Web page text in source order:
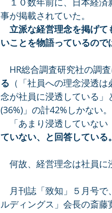
事が掲載されていた。
立派な経営理念を掲げて
いことを物語っているので
HR総合調査研究社の調査
る （「社員への理念浸透
念が社員に浸透している」
(36%)」の計42%しかない。
「あまり浸透していない
ていない、と回答している。
何故、経営理念は社員に
月刊誌「致知」５月号で
ルディングス」会長の斎藤